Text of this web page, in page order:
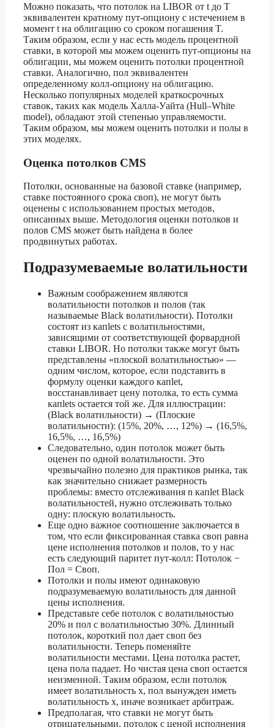
Можно показать, что потолок на LIBOR от t до T
эквивалентен кратному пут-опциону с истечением в
момент t на облигацию со сроком погашения T.
Таким образом, если у нас есть модель процентной
ставки, в которой мы можем оценить пут-опционы на
облигации, мы можем оценить потолки процентной
ставки. Аналогично, пол эквивалентен
определенному колл-опциону на облигацию.
Несколько популярных моделей краткосрочных
ставок, таких как модель Халла-Уайта (Hull–White
model), обладают этой степенью управляемости.
Таким образом, мы можем оценить потолки и полы в
этих моделях.
Оценка потолков CMS
Потолки, основанные на базовой ставке (например,
ставке постоянного срока своп), не могут быть
оценены с использованием простых методов,
описанных выше. Методология оценки потолков и
полов CMS может быть найдена в более
продвинутых работах.
Подразумеваемые волатильности
Важным соображением являются
волатильности потолков и полов (так
называемые Black волатильности). Потолки
состоят из капlets с волатильностями,
зависящими от соответствующей форвардной
ставки LIBOR. Но потолки также могут быть
представлены «плоской волатильностью» —
одним числом, которое, если подставить в
формулу оценки каждого капlet,
восстанавливает цену потолка, то есть сумма
капlets остается той же. Для иллюстрации:
(Black волатильности) → (Плоские
волатильности): (15%, 20%, …, 12%) → (16,5%,
16,5%, …, 16,5%)
Следовательно, один потолок может быть
оценен по одной волатильности. Это
чрезвычайно полезно для практиков рынка, так
как значительно снижает размерность
проблемы: вместо отслеживания n капlet Black
волатильностей, нужно отслеживать только
одну: плоскую волатильность.
Еще одно важное соотношение заключается в
том, что если фиксированная ставка своп равна
цене исполнения потолков и полов, то у нас
есть следующий паритет пут-колл: Потолок −
Пол = Своп.
Потолки и полы имеют одинаковую
подразумеваемую волатильность для данной
цены исполнения.
Представьте себе потолок с волатильностью
20% и пол с волатильностью 30%. Длинный
потолок, короткий пол дает своп без
волатильности. Теперь поменяйте
волатильности местами. Цена потолка растет,
цена пола падает. Но чистая цена своп остается
неизменной. Таким образом, если потолок
имеет волатильность x, пол вынужден иметь
волатильность x, иначе возникает арбитраж.
Предполагая, что ставки не могут быть
отрицательными, потолок с ценой исполнения